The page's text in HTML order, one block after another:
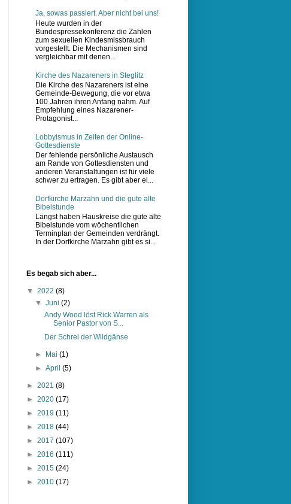
Ja, sowas passiert. Aber nicht bei uns!
Heute wurden in der
Bundespressekonferenz die Zahlen
zum sexuellen Kindesmissbrauch
vorgestellt. Die Mechanismen sind
vergleichbar mit denen...
Kirche des Nazareners in Steglitz
Die Kirche des Nazareners ist eine
Gemeinde-Bewegung, die vor etwa
100 Jahren ihren Anfang nahm. Auf
Empfehlung eines Nazarener-
Protagonist...
Lobbyismus in Zeiten der Online-
Gottesdienste
Der fehlende persönliche Austausch
am Rande von Gottesdiensten und
anderen Veranstaltungen ist für viele
schwer zu ertragen. Es gibt aber ei...
Dorfkirche Marzahn und die gute alte
Bibelstunde
Längst haben Hauskreise die gute alte
Bibelstunde vom wöchentlichen
Terminplan der Gemeinden verdrängt.
In der Dorfkirche Marzahn gibt es si...
Es begab sich aber...
▼ 2022 (8)
▼Juni(2)
Andy Wood löst Rick Warren als
Senior Pastor von S...
Der Schrei der Wildgänse
► Mai(1)
►April(5)
► 2021 (8)
► 2020 (17)
► 2019 (11)
► 2018 (44)
► 2017 (107)
► 2016 (111)
► 2015 (24)
► 2010 (17)